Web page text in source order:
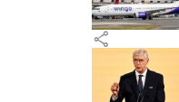
share